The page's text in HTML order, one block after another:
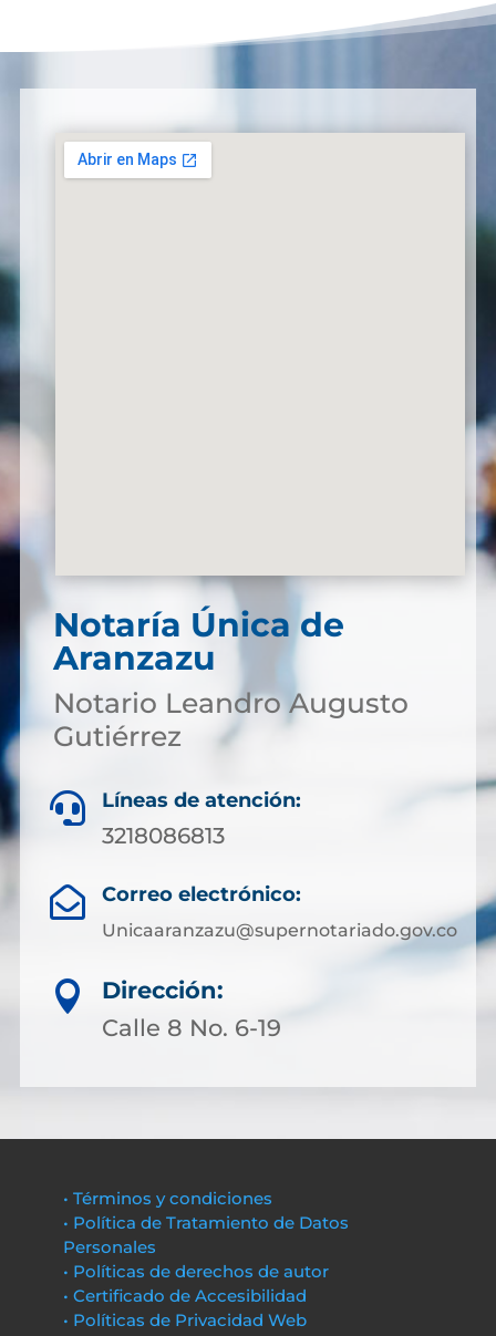
Notaría Única de
Aranzazu
Notario Leandro Augusto
Gutiérrez
 Líneas de atención:
3218086813
 Correo electrónico:
Unicaaranzazu@supernotariado.gov.co

Dirección:
Calle 8 No. 6-19
• Términos y condiciones
• Política de Tratamiento de Datos
Personales
• Políticas de derechos de autor
• Certificado de Accesibilidad
• Políticas de Privacidad Web